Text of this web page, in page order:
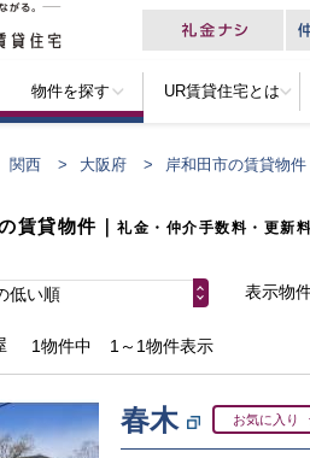
物件を探す UR賃貸住宅とは
関西 大阪府 岸和田市の賃貸物件
賃貸物件 ｜礼金・仲介手数料・更新
低い順 表示物
1物件中 1～1物件表示
春木 お気に入り